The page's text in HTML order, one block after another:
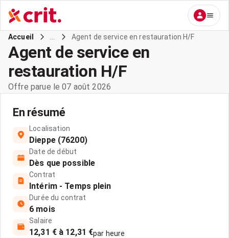
Accueil Agent de service en restauration H/F
Agent de service en
restauration H/F
Offre parue le 07 août 2026
En résumé
Localisation
Dieppe (76200)
Date de début
Dès que possible
Contrat
Intérim - Temps plein
Durée du contrat
6 mois
Salaire
12,31 € à 12,31 €par heure